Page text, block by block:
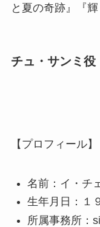
と夏の奇跡』『輝
チュ・サンミ役
【プロフィール】
名前：イ・チ
生年月日：１
所属事務所：